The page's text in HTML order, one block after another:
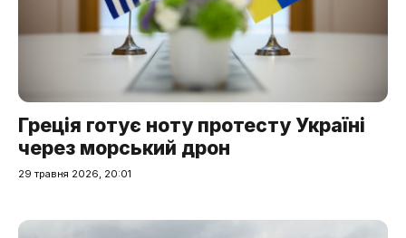
Греція готує ноту протесту Україні
через морський дрон
29 травня 2026, 20:01